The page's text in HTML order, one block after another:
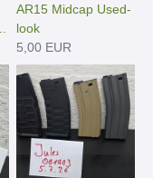
AR15 Midcap Used-
look
5,00 EUR